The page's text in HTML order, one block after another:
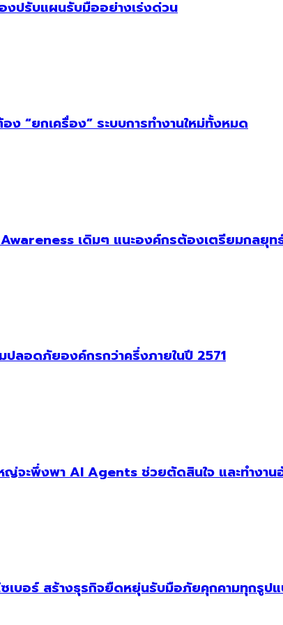
ปรับแผนรับมืออย่างเร่งด่วน
“ยกเครื่อง” ระบบการทำงานใหม่ทั้งหมด
เดิมๆ แนะองค์กรต้องเตรียมกลยุท
ปลอดภัยองค์กรกว่าครึ่งภายในปี 2571
จะพึ่งพา AI Agents ช่วยตัดสินใจ และทำงาน
บอร์ สร้างธุรกิจยืดหยุ่นรับมือภัยคุกคามทุกรูป